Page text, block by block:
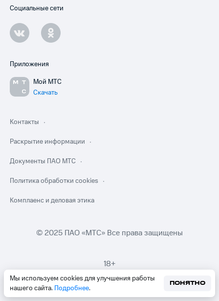
Мы используем cookies для улучшения работы
нашего сайта. Подробнее.
ПОНЯТНО
Социальные сети
Приложения
Мой МТС
Скачать
Контакты
Раскрытие информации
Документы ПАО МТС
Политика обработки cookies
Комплаенс и деловая этика
© 2025 ПАО «МТС» Все права защищены
18+